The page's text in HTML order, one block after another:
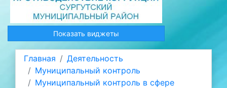
Показать виджеты
Главная
Деятельность
Муниципальный контроль
Муниципальный контроль в сфере